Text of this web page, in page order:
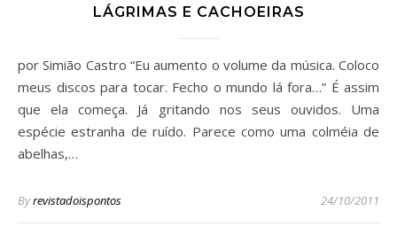
LÁGRIMAS E CACHOEIRAS
por Simião Castro “Eu aumento o volume da música. Coloco
meus discos para tocar. Fecho o mundo lá fora…” É assim
que ela começa. Já gritando nos seus ouvidos. Uma
espécie estranha de ruído. Parece como uma colméia de
abelhas,…
Byrevistadoispontos 24/10/2011